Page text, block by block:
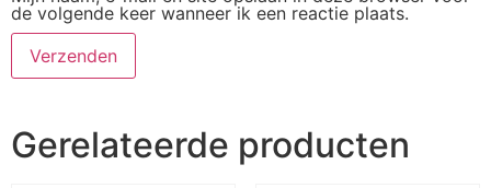
de volgende keer wanneer ik een reactie plaats.
Gerelateerde producten